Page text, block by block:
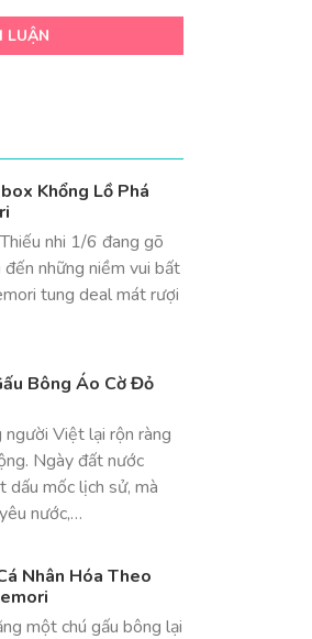
LUẬN
Khổng Lồ Phá
nhi 1/6 đang gõ
những niềm vui bất
tung deal mát rượi
Bông Áo Cờ Đỏ
Việt lại rộn ràng
Ngày đất nước
dấu mốc lịch sử, mà
nước,…
Nhân Hóa Theo
một chú gấu bông lại